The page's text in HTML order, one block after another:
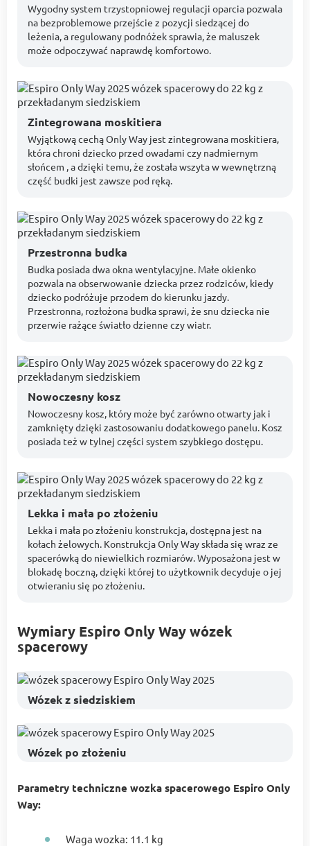
Wygodny system trzystopniowej regulacji oparcia pozwala
na bezproblemowe przejście z pozycji siedzącej do
leżenia, a regulowany podnóżek sprawia, że maluszek
może odpoczywać naprawdę komfortowo.
Zintegrowana moskitiera
Wyjątkową cechą Only Way jest zintegrowana moskitiera,
która chroni dziecko przed owadami czy nadmiernym
słońcem , a dzięki temu, że została wszyta w wewnętrzną
część budki jest zawsze pod ręką.
Przestronna budka
Budka posiada dwa okna wentylacyjne. Małe okienko
pozwala na obserwowanie dziecka przez rodziców, kiedy
dziecko podróżuje przodem do kierunku jazdy.
Przestronna, rozłożona budka sprawi, że snu dziecka nie
przerwie rażące światło dzienne czy wiatr.
Nowoczesny kosz
Nowoczesny kosz, który może być zarówno otwarty jak i
zamknięty dzięki zastosowaniu dodatkowego panelu. Kosz
posiada też w tylnej części system szybkiego dostępu.
Lekka i mała po złożeniu
Lekka i mała po złożeniu konstrukcja, dostępna jest na
kołach żelowych. Konstrukcja Only Way składa się wraz ze
spacerówką do niewielkich rozmiarów. Wyposażona jest w
blokadę boczną, dzięki której to użytkownik decyduje o jej
otwieraniu się po złożeniu.
Wymiary Espiro Only Way wózek
spacerowy
Wózek z siedziskiem
Wózek po złożeniu
Parametry techniczne wozka spacerowego Espiro Only
Way:
Waga wozka: 11.1 kg